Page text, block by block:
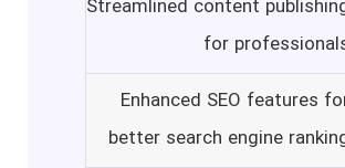
Streamlined content
for
Enhanced SEO features
better search engine